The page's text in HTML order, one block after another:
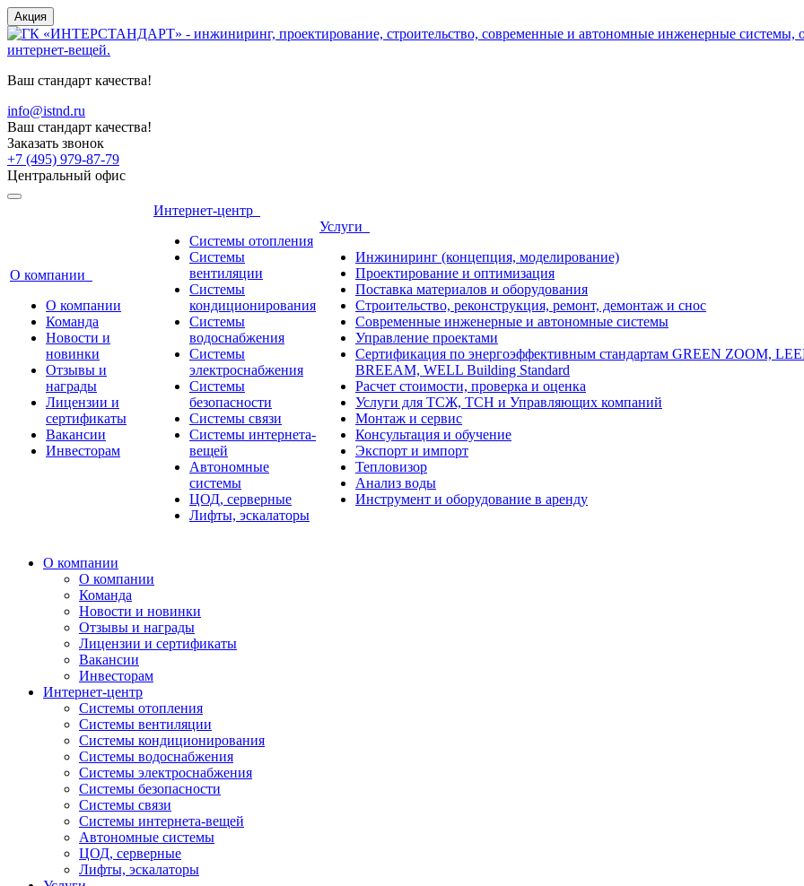
Акция
Ваш стандарт качества!
info@istnd.ru
Ваш стандарт качества!
Заказать звонок
+7 (495) 979-87-79
Центральный офис
О компании
О компании
Команда
Новости и
новинки
Отзывы и
награды
Лицензии и
сертификаты
Вакансии
Инвесторам
Интернет-центр
Системы отопления
Системы
вентиляции
Системы
кондиционирования
Системы
водоснабжения
Системы
электроснабжения
Системы
безопасности
Системы связи
Системы интернета-
вещей
Автономные
системы
ЦОД, серверные
Лифты, эскалаторы
Услуги
Инжиниринг (концепция, моделирование)
Проектирование и оптимизация
Поставка материалов и оборудования
Строительство, реконструкция, ремонт, демонтаж и снос
Современные инженерные и автономные системы
Управление проектами
Сертификация по энергоэффективным стандартам GREEN ZOOM,
BREEAM, WELL Building Standard
Расчет стоимости, проверка и оценка
Услуги для ТСЖ, ТСН и Управляющих компаний
Монтаж и сервис
Консультация и обучение
Экспорт и импорт
Тепловизор
Анализ воды
Инструмент и оборудование в аренду
О компании
О компании
Команда
Новости и новинки
Отзывы и награды
Лицензии и сертификаты
Вакансии
Инвесторам
Интернет-центр
Системы отопления
Системы вентиляции
Системы кондиционирования
Системы водоснабжения
Системы электроснабжения
Системы безопасности
Системы связи
Системы интернета-вещей
Автономные системы
ЦОД, серверные
Лифты, эскалаторы